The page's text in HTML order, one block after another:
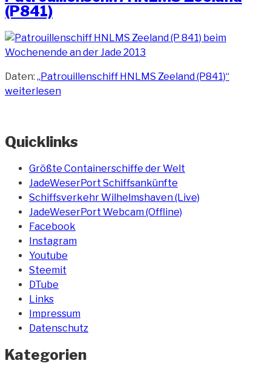
(P841)
Daten: „Patrouillenschiff HNLMS Zeeland (P841)“
weiterlesen
Quicklinks
Größte Containerschiffe der Welt
JadeWeserPort Schiffsankünfte
Schiffsverkehr Wilhelmshaven (Live)
JadeWeserPort Webcam (Offline)
Facebook
Instagram
Youtube
Steemit
DTube
Links
Impressum
Datenschutz
Kategorien